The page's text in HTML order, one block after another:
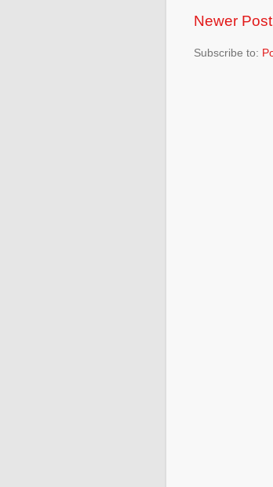
Newer Post
Subscribe to: